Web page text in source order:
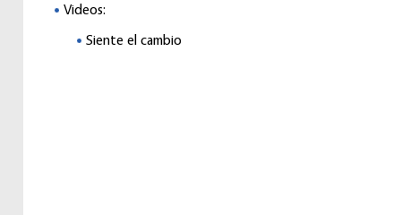
Videos:
Siente el cambio